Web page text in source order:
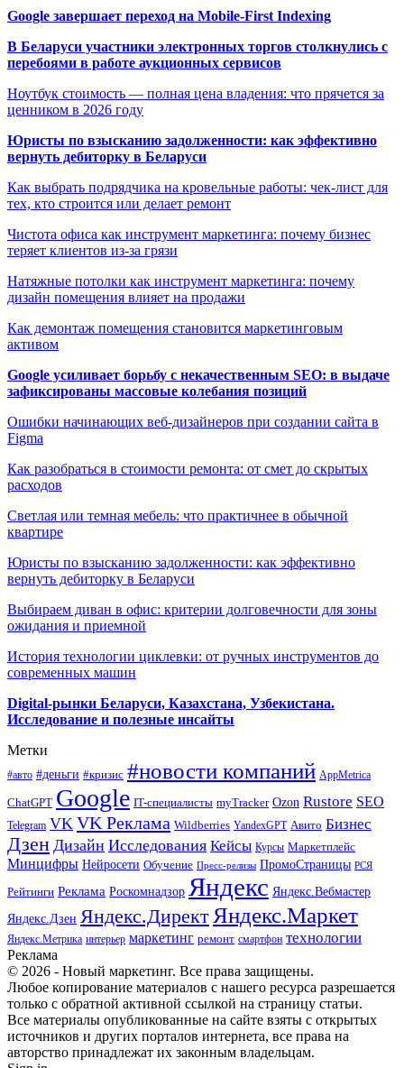
Google завершает переход на Mobile-First Indexing
В Беларуси участники электронных торгов столкнулись с
перебоями в работе аукционных сервисов
Ноутбук стоимость — полная цена владения: что прячется за
ценником в 2026 году
Юристы по взысканию задолженности: как эффективно
вернуть дебиторку в Беларуси
Как выбрать подрядчика на кровельные работы: чек-лист для
тех, кто строится или делает ремонт
Чистота офиса как инструмент маркетинга: почему бизнес
теряет клиентов из-за грязи
Натяжные потолки как инструмент маркетинга: почему
дизайн помещения влияет на продажи
Как демонтаж помещения становится маркетинговым
активом
Google усиливает борьбу с некачественным SEO: в выдаче
зафиксированы массовые колебания позиций
Ошибки начинающих веб-дизайнеров при создании сайта в
Figma
Как разобраться в стоимости ремонта: от смет до скрытых
расходов
Светлая или темная мебель: что практичнее в обычной
квартире
Юристы по взысканию задолженности: как эффективно
вернуть дебиторку в Беларуси
Выбираем диван в офис: критерии долговечности для зоны
ожидания и приемной
История технологии циклевки: от ручных инструментов до
современных машин
Digital-рынки Беларуси, Казахстана, Узбекистана.
Исследование и полезные инсайты
Метки
#авто #деньги #кризис #новости компаний AppMetrica
ChatGPT Google IT-специалисты myTracker Ozon Rustore SEO
Telegram VK VK Реклама Wildberries YandexGPT Авито Бизнес
Дзен Дизайн Исследования Кейсы Курсы Маркетплейс
Минцифры Нейросети Обучение Пресс-релизы ПромоСтраницы РСЯ
Рейтинги Реклама Роскомнадзор Яндекс Яндекс.Вебмастер
Яндекс.Дзен Яндекс.ДиректЯндекс.Маркет
Яндекс.Метрика интерьер маркетинг ремонт смартфон технологии
Реклама
© 2026 - Новый маркетинг. Все права защищены.
Любое копирование материалов с нашего ресурса разрешается
только с обратной активной ссылкой на страницу статьи.
Все материалы опубликованные на сайте взяты с открытых
источников и других порталов интернета, все права на
авторство принадлежат их законным владельцам.